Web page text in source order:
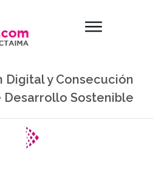
y Consecución
Desarrollo Sostenible